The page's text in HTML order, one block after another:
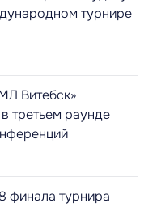
турнире
Витебск»
третьем раунде
финала турнира